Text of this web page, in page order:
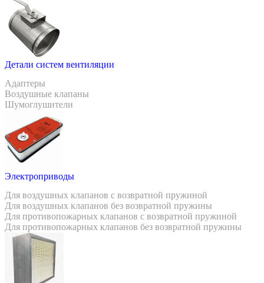
Детали систем вентиляции
Адаптеры
Воздушные клапаны
Шумоглушители
Электроприводы
Для воздушных клапанов с возвратной пружиной
Для воздушных клапанов без возвратной пружины
Для противопожарных клапанов с возвратной пружиной
Для противопожарных клапанов без возвратной пружины